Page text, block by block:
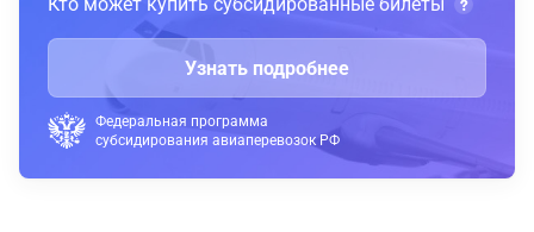
Узнать подробнее
Федеральная программа
субсидирования авиаперевозок РФ